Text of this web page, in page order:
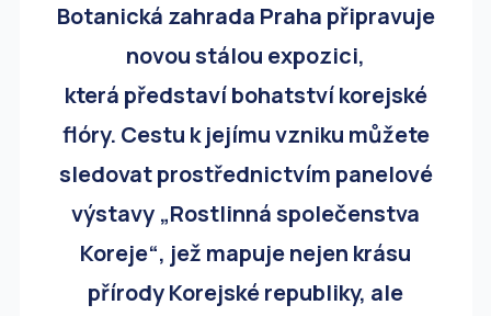
Botanická zahrada Praha připravuje
novou stálou expozici,
která představí bohatství korejské
flóry. Cestu k jejímu vzniku můžete
sledovat prostřednictvím panelové
výstavy „Rostlinná společenstva
Koreje“, jež mapuje nejen krásu
přírody Korejské republiky, ale